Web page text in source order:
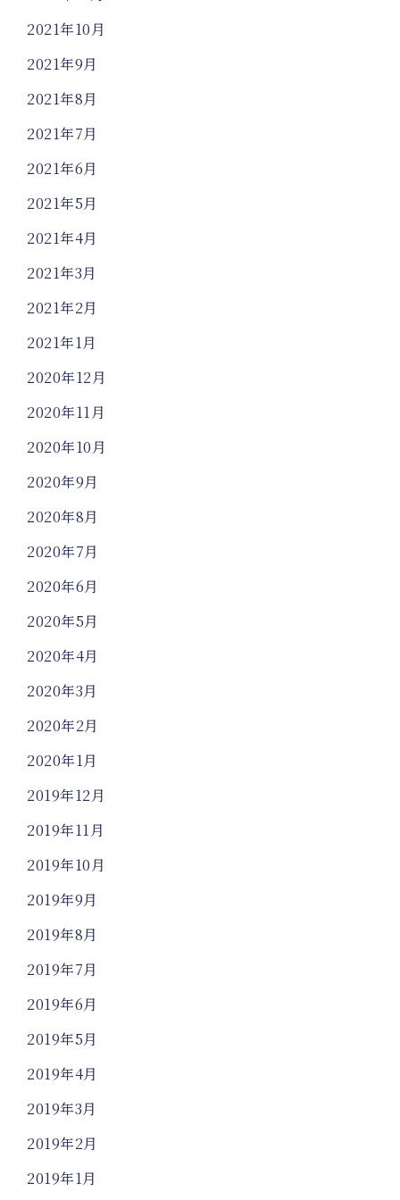
2021年10月
2021年9月
2021年8月
2021年7月
2021年6月
2021年5月
2021年4月
2021年3月
2021年2月
2021年1月
2020年12月
2020年11月
2020年10月
2020年9月
2020年8月
2020年7月
2020年6月
2020年5月
2020年4月
2020年3月
2020年2月
2020年1月
2019年12月
2019年11月
2019年10月
2019年9月
2019年8月
2019年7月
2019年6月
2019年5月
2019年4月
2019年3月
2019年2月
2019年1月